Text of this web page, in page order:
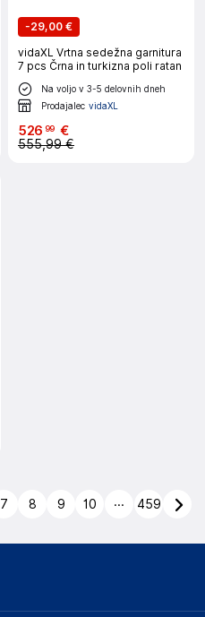
-29,00 €
vidaXL Vrtna sedežna garnitura
7 pcs Črna in turkizna poli ratan
Na voljo v 3-5 delovnih dneh
Prodajalec vidaXL
526 99 €
555,99 €
7 8 9 10 ... 459